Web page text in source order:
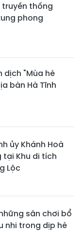
thống
phong
dịch "Mùa hè
bàn Hà Tĩnh
ủy Khánh Hoà
Khu di tích
Lộc
sân chơi bổ
nhi trong dịp hè